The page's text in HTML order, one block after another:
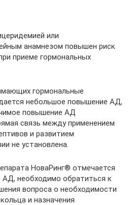
или
анамнезом повышен риск
приеме гормональных
гормональные
небольшое повышение АД,
повышение АД
связь между применением
и развитием
не установлена.
НоваРинг® отмечается
необходимо обратиться к
вопроса о необходимости
и назначения